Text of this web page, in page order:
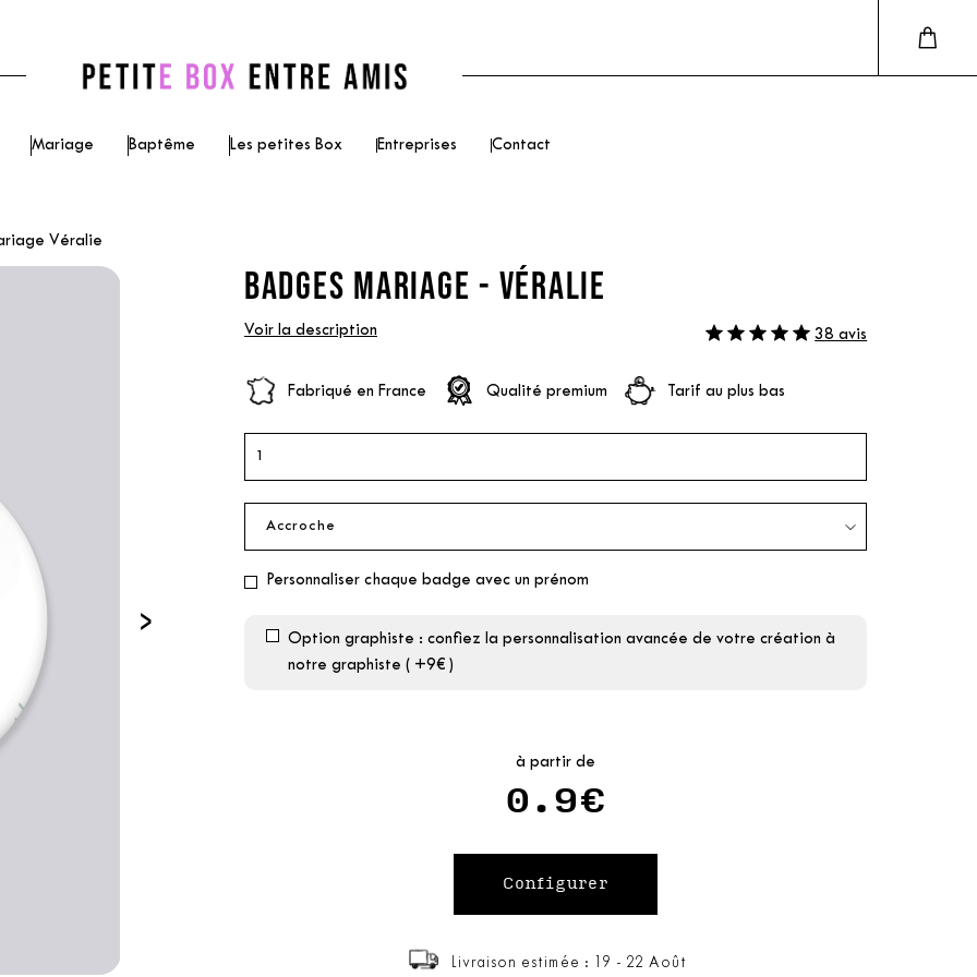
Mariage Baptême Les petites Box Entreprises Contact
Véralie
›
BADGES MARIAGE - VÉRALIE
Voir la description 38 avis
Fabriqué en France Qualité premium Tarif au plus bas
Personnaliser chaque badge avec un prénom
Option graphiste : confiez la personnalisation avancée de votre création à
notre graphiste ( +9€ )
à partir de
0.9€
Livraison estimée : 19 - 22 Août